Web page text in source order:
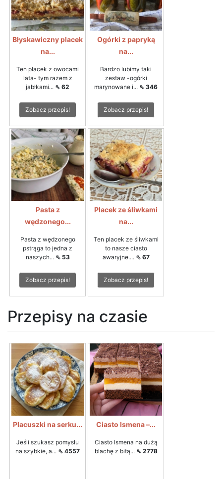
Błyskawiczny placek
na...
Ten placek z owocami
lata- tym razem z
jabłkami... ⇖ 62
Zobacz przepis!
Ogórki z papryką
na...
Bardzo lubimy taki
zestaw -ogórki
marynowane i... ⇖ 346
Zobacz przepis!
Pasta z
wędzonego...
Pasta z wędzonego
pstrąga to jedna z
naszych... ⇖ 53
Zobacz przepis!
Placek ze śliwkami
na...
Ten placek ze śliwkami
to nasze ciasto
awaryjne.... ⇖ 67
Zobacz przepis!
Przepisy na czasie
Placuszki na serku...
Jeśli szukasz pomysłu
na szybkie, a... ⇖ 4557
Ciasto Ismena –...
Ciasto Ismena na dużą
blachę z bitą... ⇖ 2778